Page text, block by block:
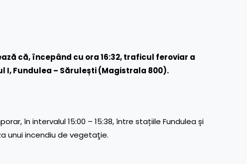
că, începând cu ora 16:32, traficul feroviar a
Fundulea – Sărulești (Magistrala 800).
în intervalul 15:00 – 15:38, între stațiile Fundulea și
unui incendiu de vegetaţie.